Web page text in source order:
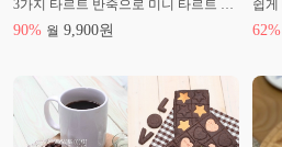
90% 월 9,900원 62%